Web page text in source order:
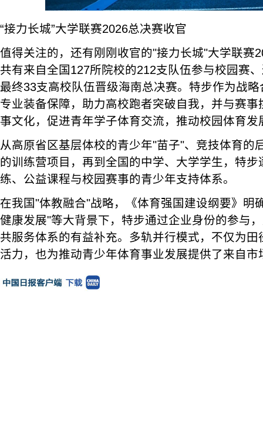
“接力长城”大学联赛2026总决赛收官
值得关注的，还有刚刚收官的"接力长城"大学联赛
共有来自全国127所院校的212支队伍参与校园赛
最终33支高校队伍晋级海南总决赛。特步作为战
专业装备保障，助力高校跑者突破自我，并与赛
事文化，促进青年学子体育交流，推动校园体育发
从高原省区基层体校的青少年"苗子"、竞技体育的
的训练营项目，再到全国的中学、大学学生，特
练、公益课程与校园赛事的青少年支持体系。
在我国"体教融合"战略，《体育强国建设纲要》明
健康发展"等大背景下，特步通过企业身份的参与
共服务体系的有益补充。多轨并行模式，不仅为
活力，也为推动青少年体育事业发展提供了来自市